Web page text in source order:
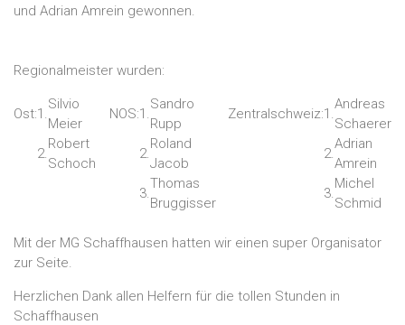
und Adrian Amrein gewonnen.
Regionalmeister wurden:
Ost:1.
Silvio
Meier
NOS:1.
Sandro
Rupp
Zentralschweiz:1.
Andreas
Schaerer
2.
Robert
Schoch
2.
Roland
Jacob
2.
Adrian
Amrein
3.
Thomas
Bruggisser
3.
Michel
Schmid
Mit der MG Schaffhausen hatten wir einen super Organisator
zur Seite.
Herzlichen Dank allen Helfern für die tollen Stunden in
Schaffhausen